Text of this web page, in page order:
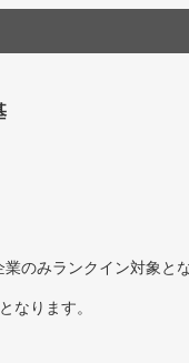
のみランクイン対象と
なります。